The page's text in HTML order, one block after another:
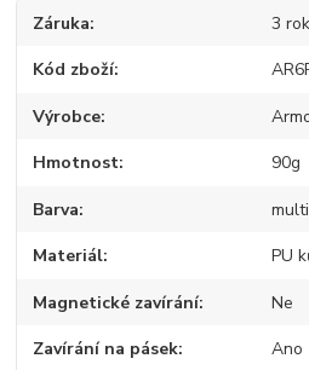
Záruka 3
Kód zboží
Výrobce
Hmotnost 90g
Barva multi
Materiál PU
Magnetické zavírání Ne
Zavírání na pásek Ano